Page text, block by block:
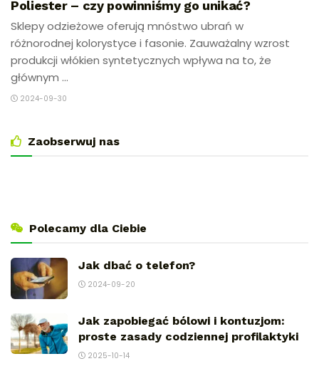
Poliester – czy powinniśmy go unikać?
Sklepy odzieżowe oferują mnóstwo ubrań w
różnorodnej kolorystyce i fasonie. Zauważalny wzrost
produkcji włókien syntetycznych wpływa na to, że
głównym ...
2024-09-30
Zaobserwuj nas
Polecamy dla Ciebie
Jak dbać o telefon?
2024-09-20
Jak zapobiegać bólowi i kontuzjom:
proste zasady codziennej profilaktyki
2025-10-14